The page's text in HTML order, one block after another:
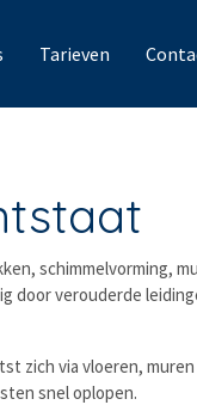
Tarieven
schimmelvorming,
door verouderde
zich via vloeren,
snel oplopen.